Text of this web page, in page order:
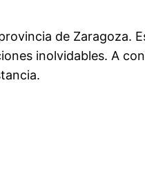
de Zaragoza.
inolvidables. A